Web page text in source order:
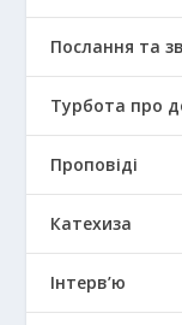
Послання та
Турбота про
Проповіді
Катехиза
Інтерв’ю